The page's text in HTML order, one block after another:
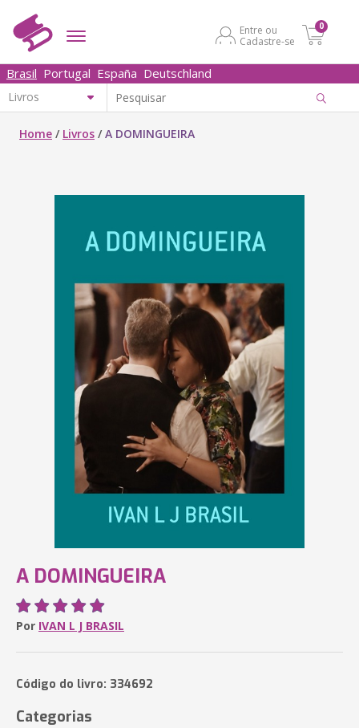
Entre ou
Cadastre-se
0
Brasil Portugal España Deutschland
Home / Livros /A DOMINGUEIRA
A DOMINGUEIRA
Por IVAN L J BRASIL
Código do livro: 334692
Categorias